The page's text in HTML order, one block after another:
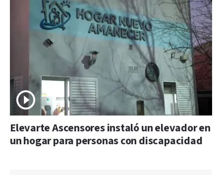
Elevarte Ascensores instaló un elevador en
un hogar para personas con discapacidad